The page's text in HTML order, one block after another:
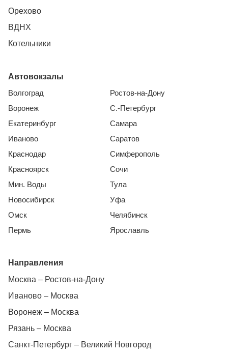
Орехово
ВДНХ
Котельники
Автовокзалы
Волгоград
Воронеж
Екатеринбург
Иваново
Краснодар
Красноярск
Мин. Воды
Новосибирск
Омск
Пермь
Ростов-на-Дону
С.-Петербург
Самара
Саратов
Симферополь
Сочи
Тула
Уфа
Челябинск
Ярославль
Направления
Москва – Ростов-на-Дону
Иваново – Москва
Воронеж – Москва
Рязань – Москва
Санкт-Петербург – Великий Новгород